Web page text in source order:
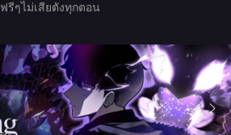
ฟรีๆไม่เสียตังทุกตอน